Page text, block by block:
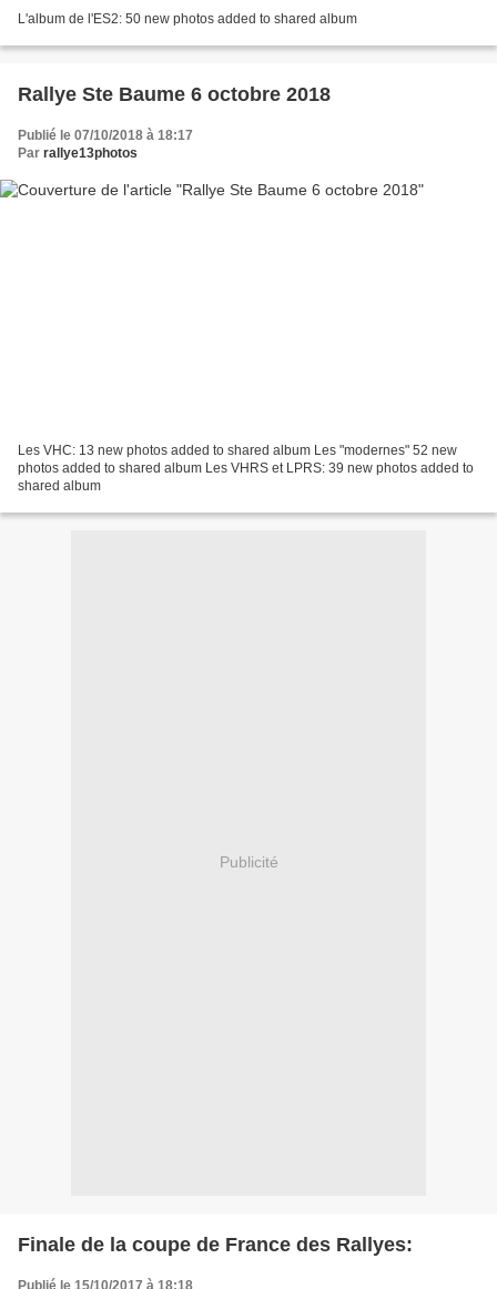
L'album de l'ES2: 50 new photos added to shared album
Rallye Ste Baume 6 octobre 2018
Publié le 07/10/2018 à 18:17
Par rallye13photos
Les VHC: 13 new photos added to shared album Les "modernes" 52 new
photos added to shared album Les VHRS et LPRS: 39 new photos added to
shared album
Publicité
Finale de la coupe de France des Rallyes:
Publié le 15/10/2017 à 18:18